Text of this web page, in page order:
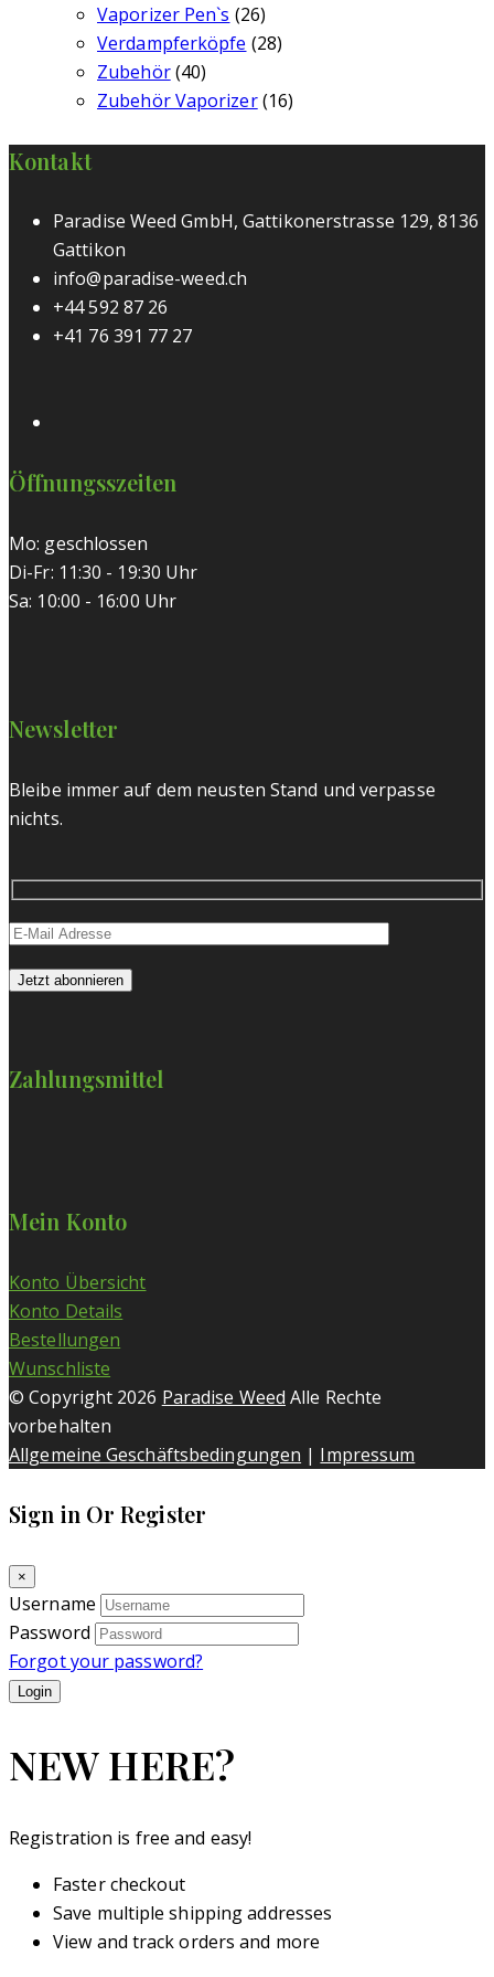
Vaporizer Pen`s (26)
Verdampferköpfe (28)
Zubehör(40)
Zubehör Vaporizer(16)
Kontakt
Paradise Weed GmbH, Gattikonerstrasse 129, 8136
Gattikon
info@paradise-weed.ch
+44 592 87 26
+41 76 391 77 27
Öffnungsszeiten
Mo: geschlossen
Di-Fr: 11:30 - 19:30 Uhr
Sa: 10:00 - 16:00 Uhr
Newsletter
Bleibe immer auf dem neusten Stand und verpasse
nichts.
Zahlungsmittel
Mein Konto
Konto Übersicht
Konto Details
Bestellungen
Wunschliste
© Copyright 2026 Paradise Weed Alle Rechte
vorbehalten
Allgemeine Geschäftsbedingungen | Impressum
Sign in Or Register
×
Username
Password
Forgot your password?
NEW HERE?
Registration is free and easy!
Faster checkout
Save multiple shipping addresses
View and track orders and more